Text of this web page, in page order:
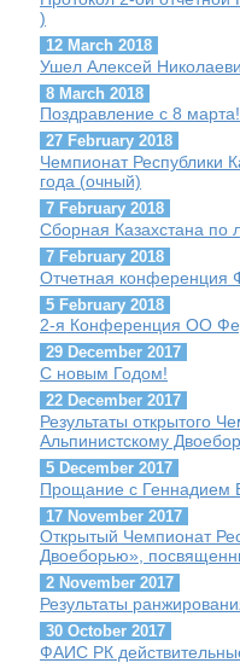
)
12 March 2018
Ушел Алексей
8 March 2018
Поздравление с 8 марта!
27 February 2018
Чемпионат Республики
года (очный)
7 February 2018
Сборная Казахстана по
7 February 2018
Отчетная
5 February 2018
2-я Конференция ОО
29 December 2017
С новым Годом!
22 December 2017
Результаты открытого
Альпинистскому
5 December 2017
Прощание с Геннадием
17 November 2017
Открытый Чемпионат
Двоеборью»,
2 November 2017
Результаты
30 October 2017
ФАИС РК